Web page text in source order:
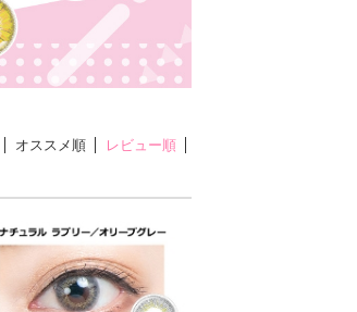
オススメ順 レビュー順